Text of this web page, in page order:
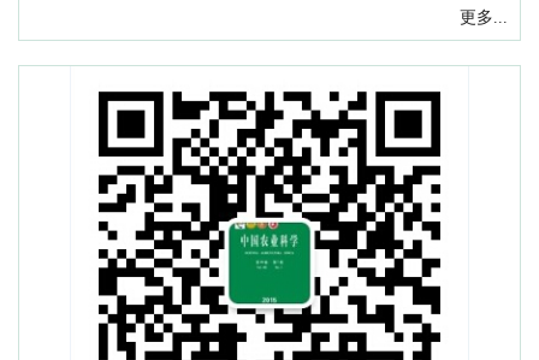
(2017-10-17)
我刊两文入选“第二届中国科协优秀科技论文”
(2017-10-16)
中国科学技术协会：第二届中国科协优秀科技论文遴选
计划入选论文公示
(2017-09-15)
致上届编委的感谢信
更多...